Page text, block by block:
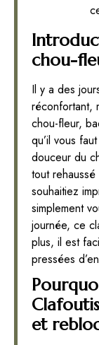
chou-
Il y a des
réconfortant,
chou-fleur,
qu’il vous
douceur du
tout
souhaitiez
simplement
journée, ce
plus, il est
pressées
et